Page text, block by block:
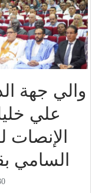
والي جهة
علي
الإنصات
السامي
30